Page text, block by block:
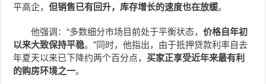
平高企，但销售已有回升，库存增长的速度也在放缓。
他强调：“多数细分市场目前处于平衡状态，价格自年初
以来大致保持平稳。”同时，他指出，由于抵押贷款利率自去
年夏天以来已下降约两个百分点， 买家正享受近年来最有利
的购房环境之一。